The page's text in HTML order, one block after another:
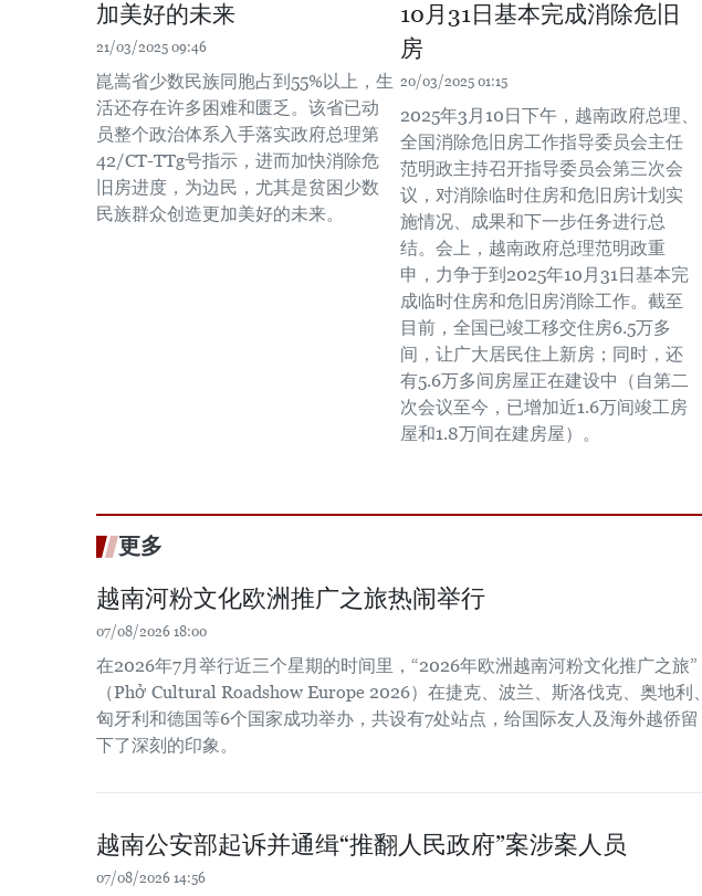
加美好的未来
21/03/2025 09:46
崑嵩省少数民族同胞占到55%以上，生
活还存在许多困难和匮乏。该省已动
员整个政治体系入手落实政府总理第
42/CT-TTg号指示，进而加快消除危
旧房进度，为边民，尤其是贫困少数
民族群众创造更加美好的未来。
10月31日基本完成消除危旧
房
20/03/2025 01:15
2025年3月10日下午，越南政府总理、
全国消除危旧房工作指导委员会主任
范明政主持召开指导委员会第三次会
议，对消除临时住房和危旧房计划实
施情况、成果和下一步任务进行总
结。会上，越南政府总理范明政重
申，力争于到2025年10月31日基本完
成临时住房和危旧房消除工作。截至
目前，全国已竣工移交住房6.5万多
间，让广大居民住上新房；同时，还
有5.6万多间房屋正在建设中（自第二
次会议至今，已增加近1.6万间竣工房
屋和1.8万间在建房屋）。
更多
越南河粉文化欧洲推广之旅热闹举行
07/08/2026 18:00
在2026年7月举行近三个星期的时间里，“2026年欧洲越南河粉文化推广之旅”
（Phở Cultural Roadshow Europe 2026）在捷克、波兰、斯洛伐克、奥地利、
匈牙利和德国等6个国家成功举办，共设有7处站点，给国际友人及海外越侨留
下了深刻的印象。
越南公安部起诉并通缉“推翻人民政府”案涉案人员
07/08/2026 14:56